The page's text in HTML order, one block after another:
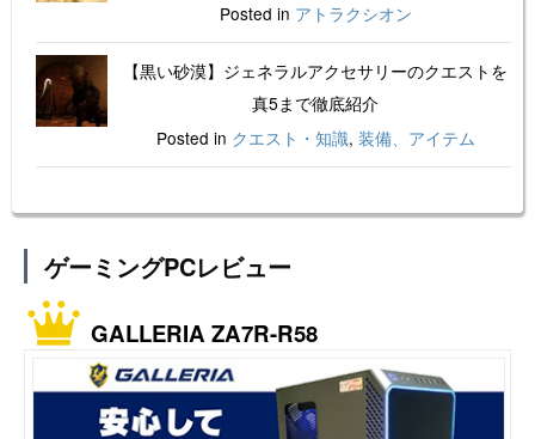
Posted in アトラクシオン
【黒い砂漠】ジェネラルアクセサリーのクエストを
真5まで徹底紹介
Posted in クエスト・知識, 装備、アイテム
ゲーミングPCレビュー
GALLERIA ZA7R-R58